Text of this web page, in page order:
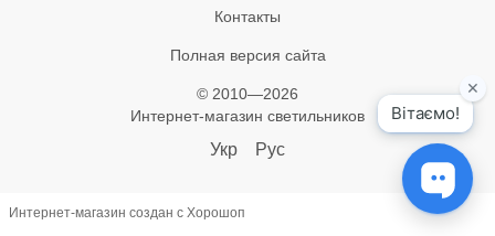
Контакты
Полная версия сайта
© 2010—2026
Интернет-магазин светильников
Укр Рус
Интернет-магазин создан с Хорошоп